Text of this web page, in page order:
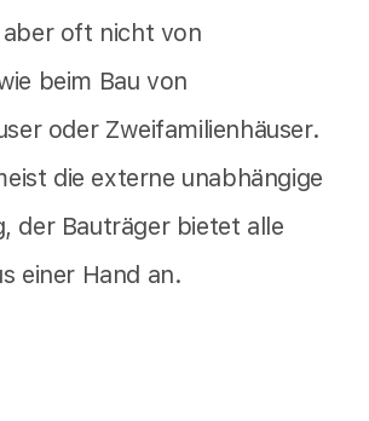
oft nicht von
beim Bau von
oder Zweifamilienhäuser.
die externe unabhängige
der Bauträger bietet alle
einer Hand an.